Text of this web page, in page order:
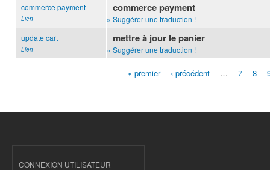
commerce payment
Lien
commerce payment
» Suggérer une traduction !
update cart
Lien
mettre à jour le panier
» Suggérer une traduction !
« premier ‹ précédent … 7 8
CONNEXION UTILISATEUR